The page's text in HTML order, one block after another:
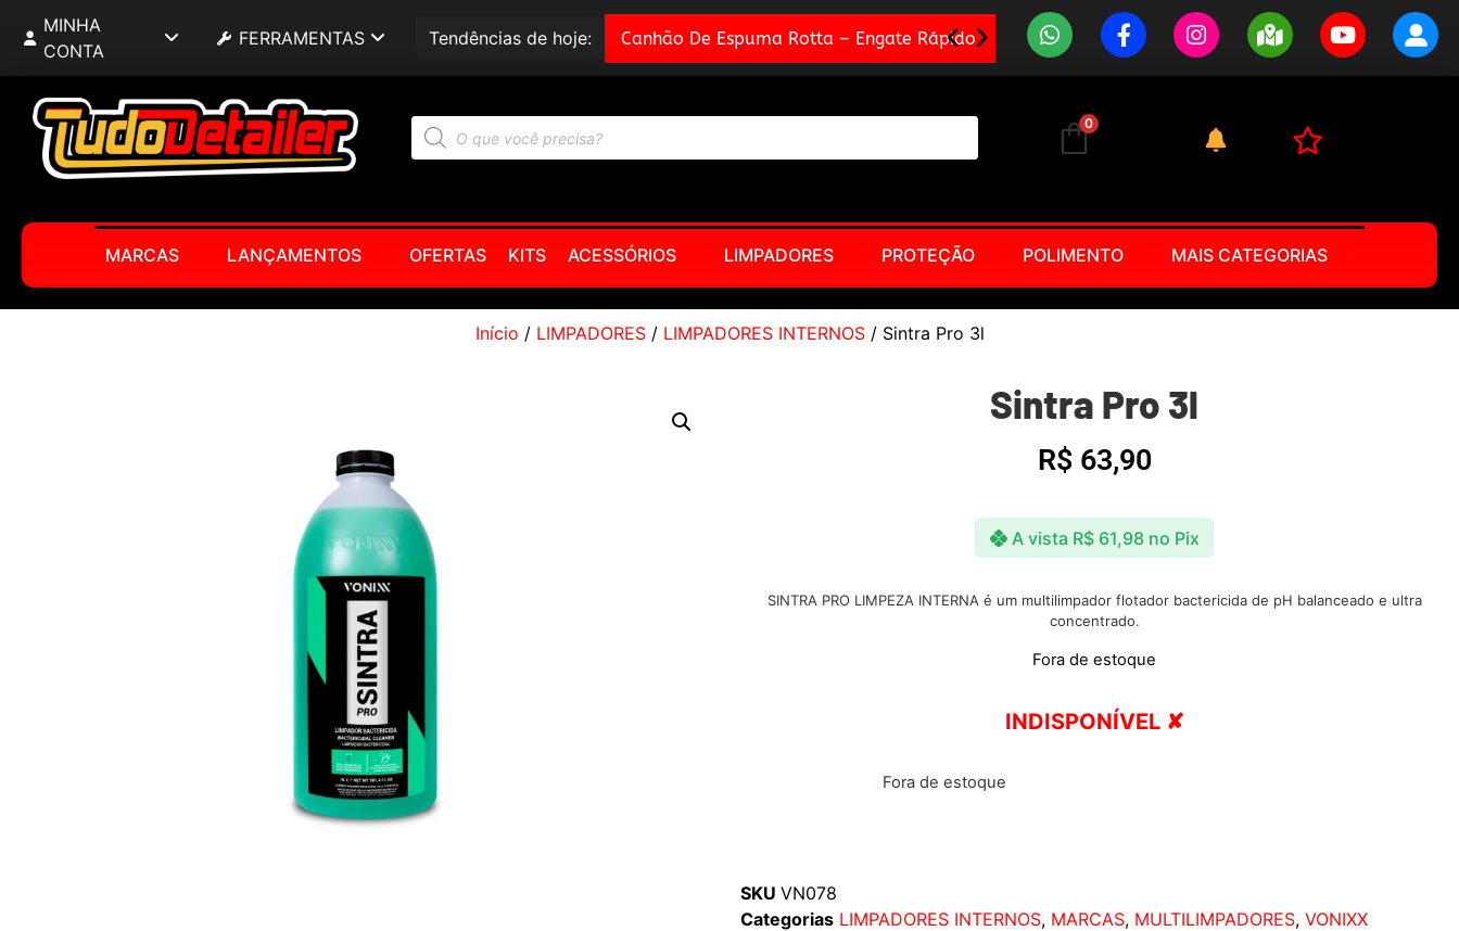
MINHA
CONTA
FERRAMENTAS Tendências de hoje: Canhão De Espuma Rotta – Engate Rápido
0
MARCAS LANÇAMENTOS OFERTAS KITS ACESSÓRIOS LIMPADORES PROTEÇÃO POLIMENTO MAIS CATEGORIAS
Início / LIMPADORES/ LIMPADORES INTERNOS/ Sintra Pro 3l
Sintra Pro 3l
R$ 63,90
A vista R$61,98 no Pix
SINTRA PRO LIMPEZA INTERNA é um multilimpador flotador bactericida de pH balanceado e ultra
concentrado.
Fora de estoque
INDISPONÍVEL ✘
Fora de estoque
SKU VN078
Categorias LIMPADORES INTERNOS, MARCAS, MULTILIMPADORES, VONIXX